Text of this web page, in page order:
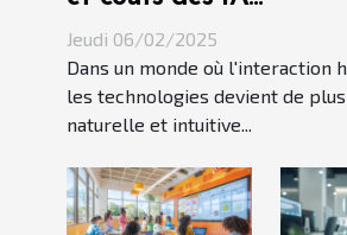
conversationnelles
Jeudi 06/02/2025
Dans un monde où l'interaction
les technologies devient de
naturelle et intuitive...